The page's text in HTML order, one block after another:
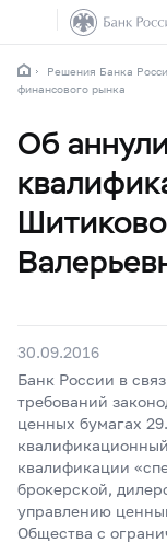
Решения Банка
финансового рынка
Об
30.09.2016
Банк России в
требований
ценных бумагах
квалификации
брокерской,
управлению
Общества с